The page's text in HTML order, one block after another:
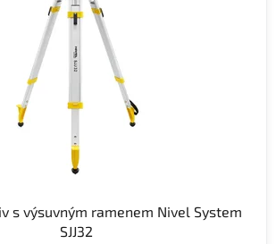
s výsuvným ramenem Nivel System
SJJ32